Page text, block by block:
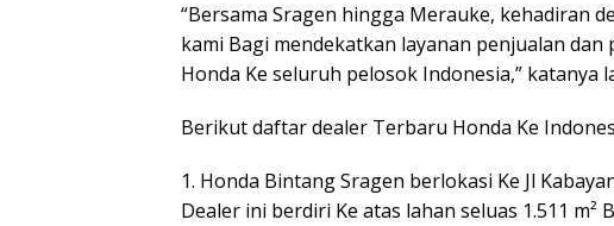
“Bersama Sragen hingga Merauke, kehadiran
kami Bagi mendekatkan layanan penjualan
Honda Ke seluruh pelosok Indonesia,” katanya
Berikut daftar dealer Terbaru Honda Ke
1. Honda Bintang Sragen berlokasi Ke Jl
Dealer ini berdiri Ke atas lahan seluas 1.511 m²